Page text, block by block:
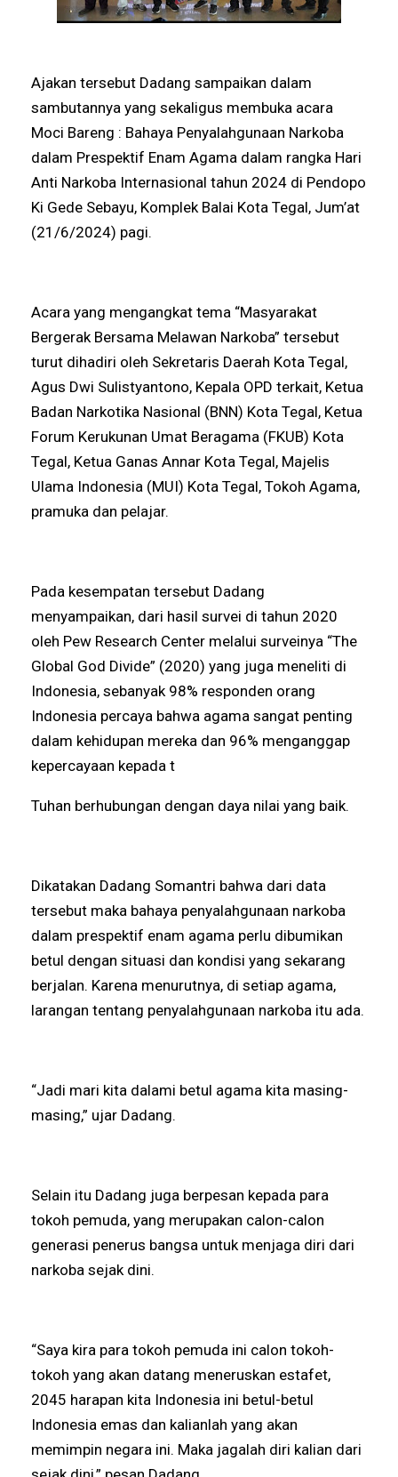
Ajakan tersebut Dadang sampaikan dalam
sambutannya yang sekaligus membuka acara
Moci Bareng : Bahaya Penyalahgunaan Narkoba
dalam Prespektif Enam Agama dalam rangka Hari
Anti Narkoba Internasional tahun 2024 di Pendopo
Ki Gede Sebayu, Komplek Balai Kota Tegal, Jum’at
(21/6/2024) pagi.
Acara yang mengangkat tema “Masyarakat
Bergerak Bersama Melawan Narkoba” tersebut
turut dihadiri oleh Sekretaris Daerah Kota Tegal,
Agus Dwi Sulistyantono, Kepala OPD terkait, Ketua
Badan Narkotika Nasional (BNN) Kota Tegal, Ketua
Forum Kerukunan Umat Beragama (FKUB) Kota
Tegal, Ketua Ganas Annar Kota Tegal, Majelis
Ulama Indonesia (MUI) Kota Tegal, Tokoh Agama,
pramuka dan pelajar.
Pada kesempatan tersebut Dadang
menyampaikan, dari hasil survei di tahun 2020
oleh Pew Research Center melalui surveinya “The
Global God Divide” (2020) yang juga meneliti di
Indonesia, sebanyak 98% responden orang
Indonesia percaya bahwa agama sangat penting
dalam kehidupan mereka dan 96% menganggap
kepercayaan kepada t
Tuhan berhubungan dengan daya nilai yang baik.
Dikatakan Dadang Somantri bahwa dari data
tersebut maka bahaya penyalahgunaan narkoba
dalam prespektif enam agama perlu dibumikan
betul dengan situasi dan kondisi yang sekarang
berjalan. Karena menurutnya, di setiap agama,
larangan tentang penyalahgunaan narkoba itu ada.
“Jadi mari kita dalami betul agama kita masing-
masing,” ujar Dadang.
Selain itu Dadang juga berpesan kepada para
tokoh pemuda, yang merupakan calon-calon
generasi penerus bangsa untuk menjaga diri dari
narkoba sejak dini.
“Saya kira para tokoh pemuda ini calon tokoh-
tokoh yang akan datang meneruskan estafet,
2045 harapan kita Indonesia ini betul-betul
Indonesia emas dan kalianlah yang akan
memimpin negara ini. Maka jagalah diri kalian dari